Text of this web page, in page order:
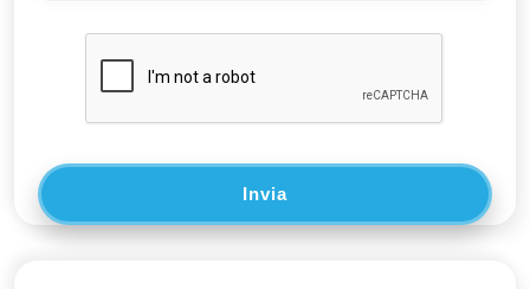
Invia